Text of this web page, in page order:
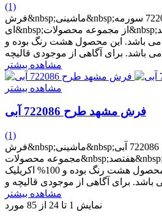
(1)
فرش&nbsp;ماشینی&nbsp;مشهد طرح کد 722086 سورمه
ای&nbsp;از مجموعه محصولات&nbsp;هفتصد&nbsp;شانه بوده که
دارای تراکم طولی 2550 می باشد. این محصول هشت رنگ بوده و
مشاهده بیشتر
مشاهده بیشتر
فرش مشهد طرح 722086 آبی
(1)
فرش&nbsp;ماشینی&nbsp;مشهد طرح کد 722086 آبی&nbsp;از
مجموعه محصولات&nbsp;هفتصد&nbsp;شانه بوده که دارای تراکم
طولی 2550 می باشد. این محصول هشت رنگ بوده و 100% اکریلیک
مشاهده بیشتر
نمایش 1 تا 24 از 85 مورد